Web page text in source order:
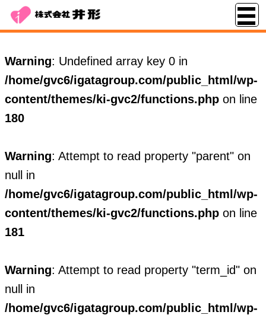
Warning: Undefined array key 0 in
/home/gvc6/igatagroup.com/public_html/wp-
content/themes/ki-gvc2/functions.phpon line
180
Warning: Attempt to read property "parent" on
null in
/home/gvc6/igatagroup.com/public_html/wp-
content/themes/ki-gvc2/functions.phpon line
181
Warning: Attempt to read property "term_id" on
null in
/home/gvc6/igatagroup.com/public_html/wp-